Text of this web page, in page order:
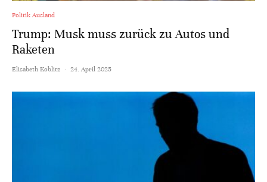
Politik Ausland
Trump: Musk muss zurück zu Autos und
Raketen
Elisabeth Koblitz · 24. April 2025